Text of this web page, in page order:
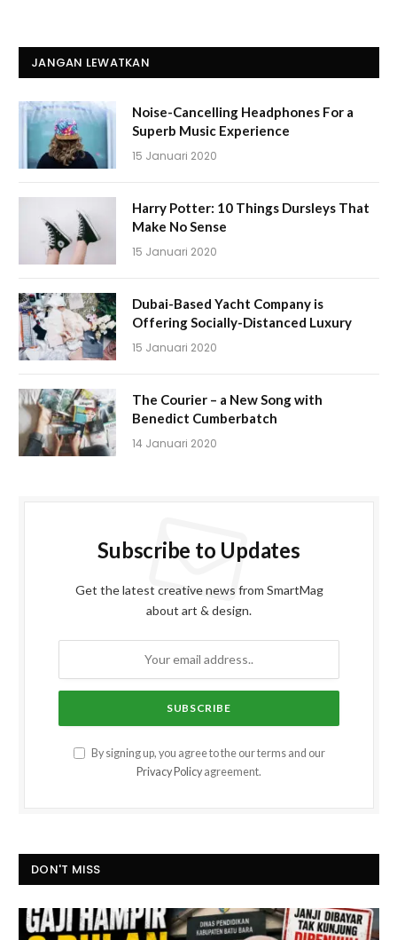
JANGAN LEWATKAN
Noise-Cancelling Headphones For a
Superb Music Experience
15 Januari 2020
Harry Potter: 10 Things Dursleys That
Make No Sense
15 Januari 2020
Dubai-Based Yacht Company is
Offering Socially-Distanced Luxury
15 Januari 2020
The Courier – a New Song with
Benedict Cumberbatch
14 Januari 2020
Subscribe to Updates
Get the latest creative news from SmartMag
about art & design.
By signing up, you agree to the our terms and our
Privacy Policy agreement.
DON'T MISS